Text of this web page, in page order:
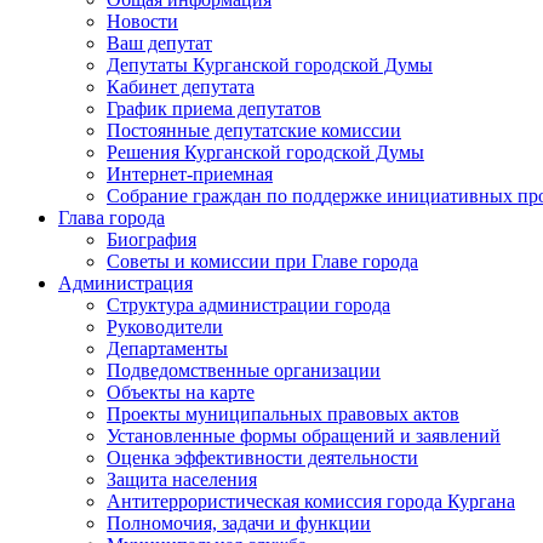
Новости
Ваш депутат
Депутаты Курганской городской Думы
Кабинет депутата
График приема депутатов
Постоянные депутатские комиссии
Решения Курганской городской Думы
Интернет-приемная
Собрание граждан по поддержке инициативных
Глава города
Биография
Советы и комиссии при Главе города
Администрация
Структура администрации города
Руководители
Департаменты
Подведомственные организации
Объекты на карте
Проекты муниципальных правовых актов
Установленные формы обращений и заявлений
Оценка эффективности деятельности
Защита населения
Антитеррористическая комиссия города Кургана
Полномочия, задачи и функции